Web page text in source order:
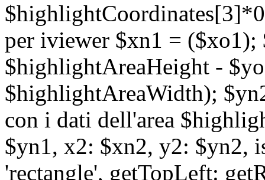
per iviewer $xn1 =
$highlightAreaHeight -
$highlightAreaWidth);
con i dati dell'area
$yn1, x2: $xn2, y2: $yn2,
'rectangle', getTopLeft: